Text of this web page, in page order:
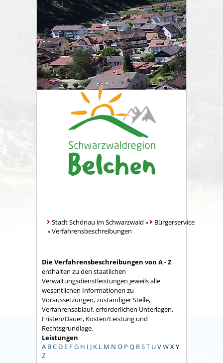
Stadt Schönau im Schwarzwald »
Bürgerservice
»Verfahrensbeschreibungen
Die Verfahrensbeschreibungen von A - Z
enthalten zu den staatlichen
Verwaltungsdienstleistungen jeweils alle
wesentlichen Informationen zu
Voraussetzungen, zuständiger Stelle,
Verfahrensablauf, erforderlichen Unterlagen,
Fristen/Dauer, Kosten/Leistung und
Rechtsgrundlage.
Leistungen
A BC D E FG H I J K L M N O P Q RST UVWX Y
Z